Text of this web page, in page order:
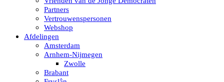
Partners
Vertrouwenspersonen
Webshop
Afdelingen
Amsterdam
Arnhem-Nijmegen
Zwolle
Brabant